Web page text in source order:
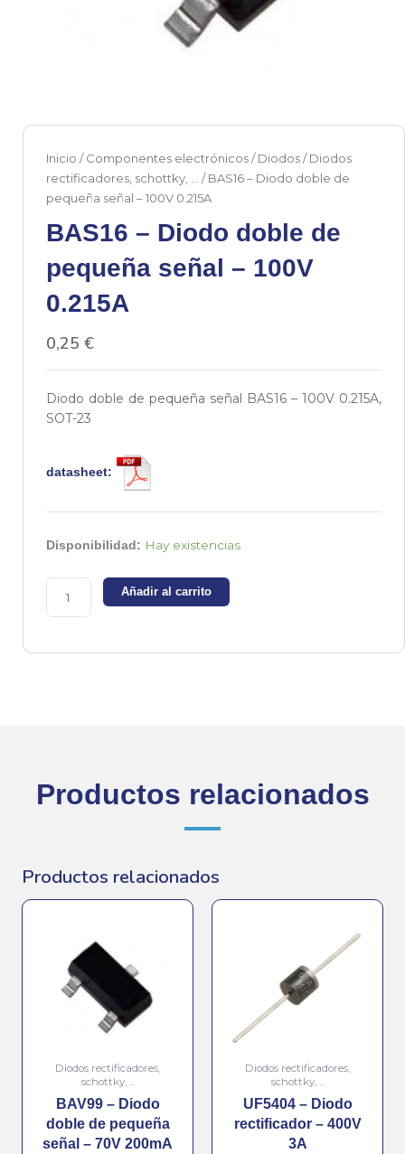
Inicio /Componentes electrónicos/Diodos/Diodos
rectificadores, schottky, ...
/ BAS16 – Diodo doble de
pequeña señal – 100V 0.215A
BAS16 – Diodo doble de
pequeña señal – 100V
0.215A
0,25 €
Diodo doble de pequeña señal BAS16 – 100V 0.215A,
SOT-23
datasheet:
Disponibilidad: Hay existencias
BAS16
Diodo
doble
de
Añadir al carrito
Productos relacionados
Productos relacionados
Diodos rectificadores,
schottky, ...
BAV99 – Diodo
doble de pequeña
señal – 70V 200mA
Diodos rectificadores,
schottky, ...
UF5404 – Diodo
rectificador – 400V
3A